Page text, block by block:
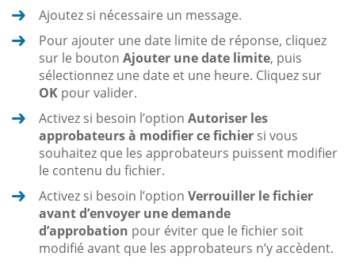
Ajoutez si nécessaire un message.
Pour ajouter une date limite de réponse, cliquez
sur le bouton Ajouter une date limite, puis
sélectionnez une date et une heure. Cliquez sur
OK pour valider.
Activez si besoin l’option Autoriser les
approbateurs à modifier ce fichier si vous
souhaitez que les approbateurs puissent modifier
le contenu du fichier.
Activez si besoin l’option Verrouiller le fichier
avant d’envoyer une demande
d’approbation pour éviter que le fichier soit
modifié avant que les approbateurs n’y accèdent.